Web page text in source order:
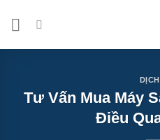
Tư Vấn Mua Máy
Điều